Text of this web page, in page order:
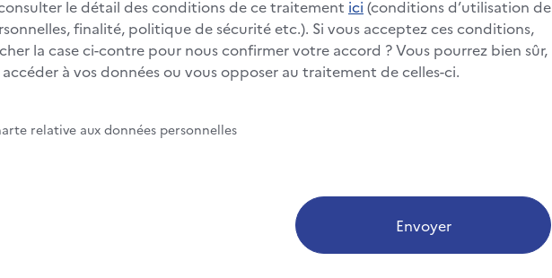
consulter le détail des conditions de ce traitement ici (conditions d’utilisation de
finalité, politique de sécurité etc.). Si vous acceptez ces conditions,
la case ci-contre pour nous confirmer votre accord ? Vous pourrez bien sûr,
à vos données ou vous opposer au traitement de celles-ci.
relative aux données personnelles
Envoyer